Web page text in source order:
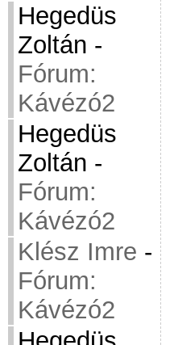
Hegedüs
Zoltán -
Fórum:
Kávézó2
Hegedüs
Zoltán -
Fórum:
Kávézó2
Klész Imre -
Fórum:
Kávézó2